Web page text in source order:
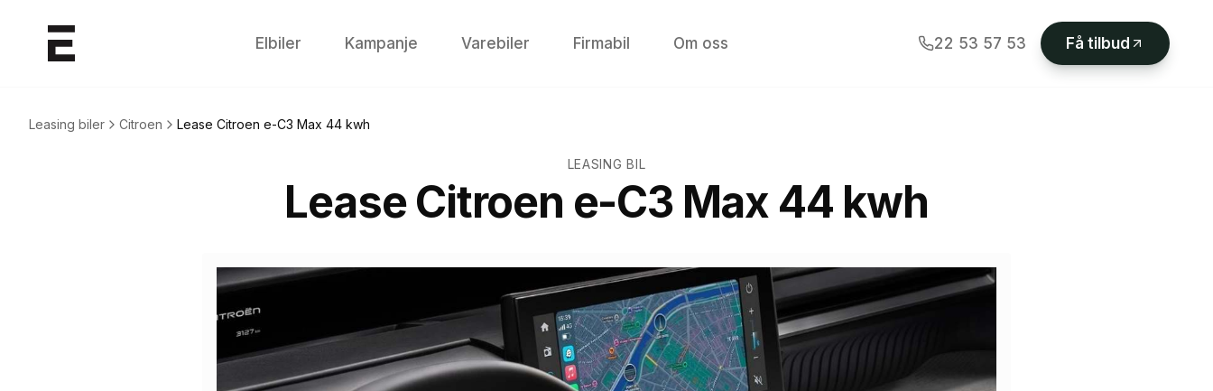
Elbiler Kampanje Varebiler Firmabil Om oss 22 53 57 53 Få tilbud
Leasing biler Citroen Lease Citroen e-C3 Max 44 kwh
LEASING BIL
LeaseCitroen e-C3 Max 44 kwh